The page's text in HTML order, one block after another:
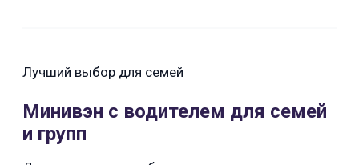
Лучший выбор для семей
Минивэн с водителем для семей
и групп